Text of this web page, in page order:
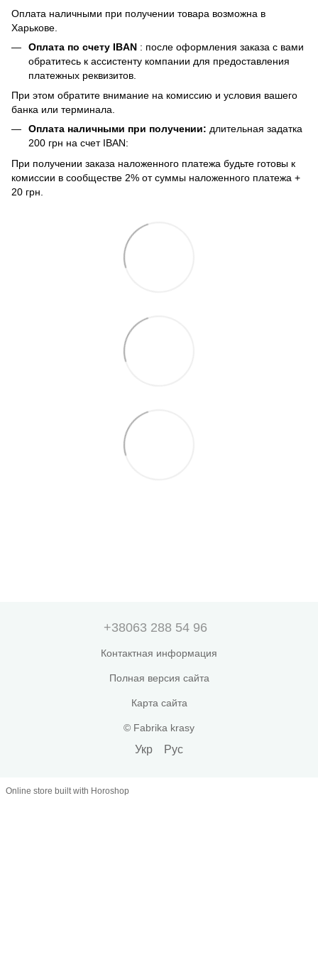
Оплата наличными при получении товара возможна в
Харькове.
Оплата по счету IBAN : после оформления заказа с вами
обратитесь к ассистенту компании для предоставления
платежных реквизитов.
При этом обратите внимание на комиссию и условия вашего
банка или терминала.
Оплата наличными при получении: длительная задатка
200 грн на счет IBAN:
При получении заказа наложенного платежа будьте готовы к
комиссии в сообществе 2% от суммы наложенного платежа +
20 грн.
+38063 288 54 96
Контактная информация
Полная версия сайта
Карта сайта
© Fabrika krasy
Укр Рус
Online store built with Horoshop